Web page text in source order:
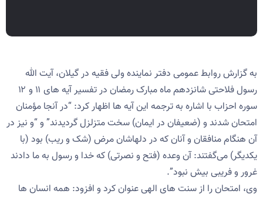
به گزارش روابط عمومی دفتر نماینده ولی فقیه در گیلان، آیت الله
رسول فلاحتی شانزدهم ماه مبارک رمضان در تفسیر آیه های ۱۱ و ۱۲
سوره احزاب با اشاره به ترجمه این آیه ها اظهار کرد: “در آنجا مؤمنان
امتحان شدند و (ضعیفان در ایمان) سخت متزلزل گردیدند” و “و نیز در
آن هنگام منافقان و آنان که در دلهاشان مرض (شک و ریب) بود (با
یکدیگر) می‌گفتند: آن وعده (فتح و نصرتی) که خدا و رسول به ما دادند
غرور و فریبی بیش نبود”.
وی، امتحان را از سنت های الهی عنوان کرد و افزود: همه انسان ها